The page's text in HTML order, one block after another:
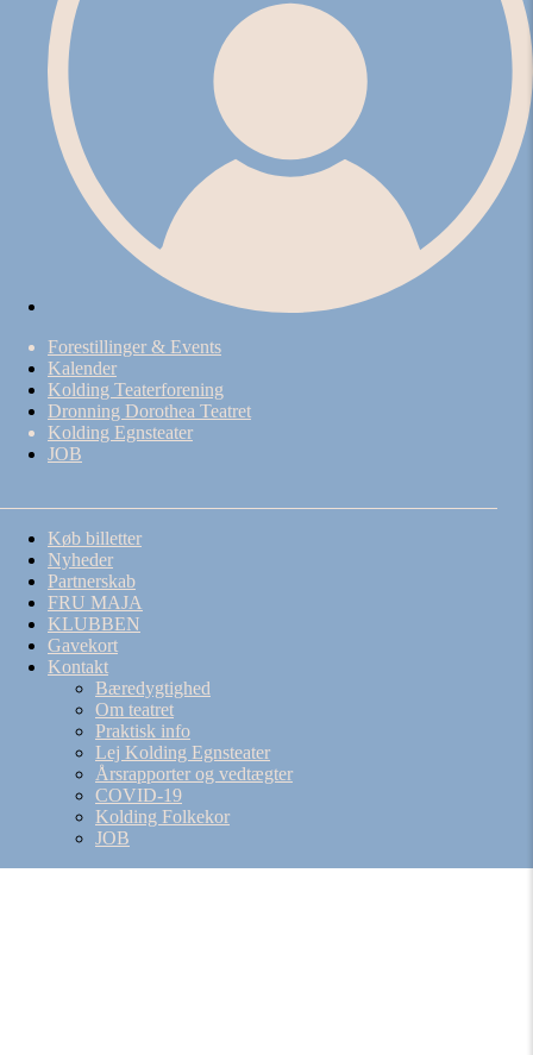
Forestillinger & Events
Kalender
Kolding Teaterforening
Dronning Dorothea Teatret
Kolding Egnsteater
JOB
Køb billetter
Nyheder
Partnerskab
FRU MAJA
KLUBBEN
Gavekort
Kontakt
Bæredygtighed
Om teatret
Praktisk info
Lej Kolding Egnsteater
Årsrapporter og vedtægter
COVID-19
Kolding Folkekor
JOB